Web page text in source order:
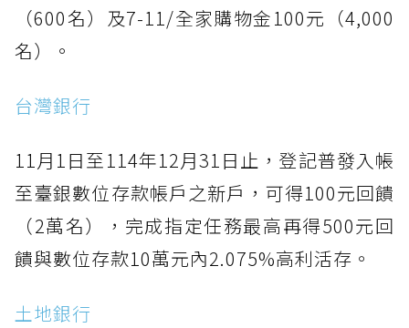
（600名）及7-11/全家購物金100元（4,000
名）。
台灣銀行
11月1日至114年12月31日止，登記普發入帳
至臺銀數位存款帳戶之新戶，可得100元回饋
（2萬名），完成指定任務最高再得500元回
饋與數位存款10萬元內2.075%高利活存。
土地銀行